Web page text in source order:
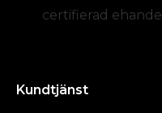
certifierad ehandel
Kundtjänst